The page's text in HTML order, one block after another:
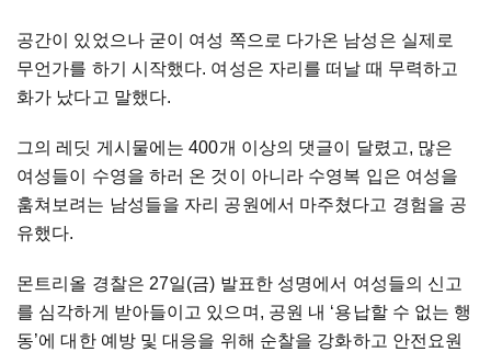
공간이 있었으나 굳이 여성 쪽으로 다가온 남성은 실제로
무언가를 하기 시작했다. 여성은 자리를 떠날 때 무력하고
화가 났다고 말했다.
그의 레딧 게시물에는 400개 이상의 댓글이 달렸고, 많은
여성들이 수영을 하러 온 것이 아니라 수영복 입은 여성을
훔쳐보려는 남성들을 자리 공원에서 마주쳤다고 경험을 공
유했다.
몬트리올 경찰은 27일(금) 발표한 성명에서 여성들의 신고
를 심각하게 받아들이고 있으며, 공원 내 ‘용납할 수 없는 행
동’에 대한 예방 및 대응을 위해 순찰을 강화하고 안전요원